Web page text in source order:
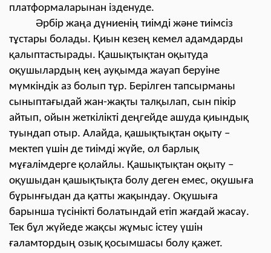
платформаларынан ізденуде.
Әрбір жаңа дүниенің тиімді және тиімсіз
тұстары болады. Қиын кезең кемел адамдарды
қалыптастырады. Қашықтықтан оқытуда
оқушылардың кең ауқымда жауап беруіне
мүмкіндік аз болып тұр. Берілген тапсырманы
сыныптағыдай жан-жақты талқылап, сын пікір
айтып, ойын жеткілікті деңгейде ашуда қиындық
туындап отыр. Алайда, қашықтықтан оқыту –
мектеп үшін де тиімді жүйе, ол барлық
мұғалімдерге қолайлы. Қашықтықтан оқыту –
оқушыдан қашықтықта болу деген емес, оқушыға
бұрынғыдан да қатты жақындау. Оқушыға
барынша түсінікті болатындай етіп жағдай жасау.
Тек бұл жүйеде жақсы жұмыс істеу үшін
ғаламтордың озық қосымшасы болу қажет.